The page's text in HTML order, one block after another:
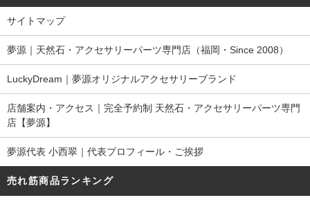
サイトマップ
夢源｜天然石・アクセサリーパーツ専門店（福岡・Since 2008）
LuckyDream｜夢源オリジナルアクセサリーブランド
店舗案内・アクセス｜完全予約制 天然石・アクセサリーパーツ専門
店【夢源】
夢源代表 小西翠｜代表プロフィール・ご挨拶
売れ筋商品ランキング